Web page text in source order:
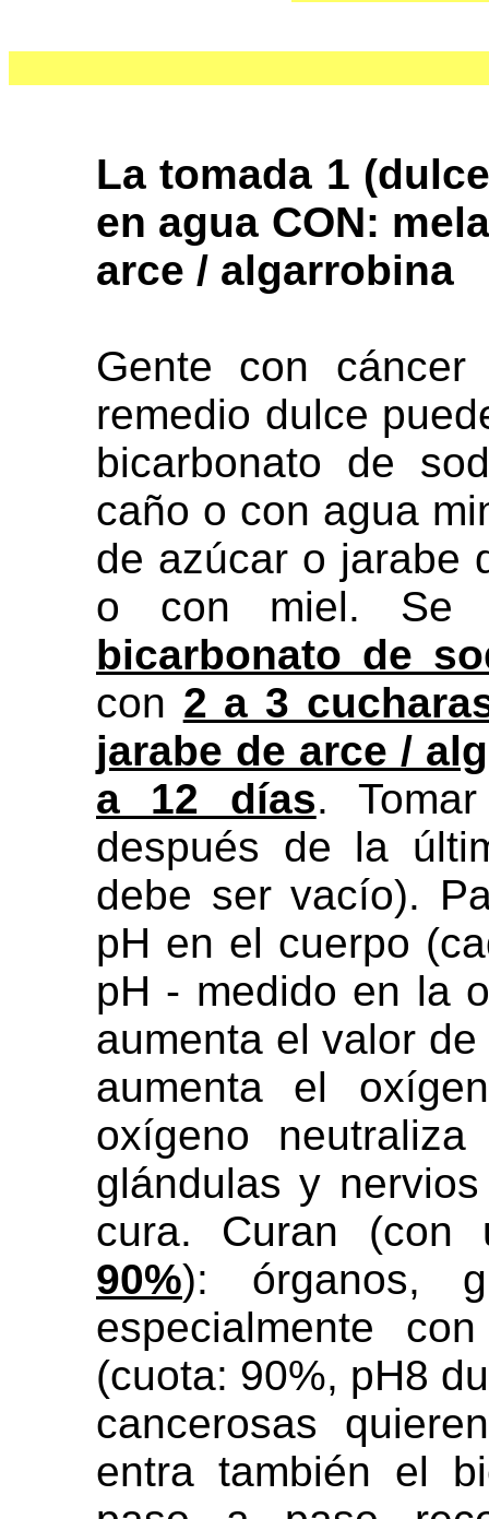
La tomada 1
en agua CON:
arce / algarrobina
Gente con
remedio dulce
bicarbonato de
caño o con agua
de azúcar o jarabe
o con miel.
bicarbonato de
con 2 a 3
jarabe de arce /
a 12 días.
después de la
debe ser vacío).
pH en el cuerpo
pH - medido en la
aumenta el valor
aumenta el
oxígeno
glándulas y
cura. Curan
90%): órganos,
especialmente
(cuota: 90%, pH8
cancerosas
entra también el